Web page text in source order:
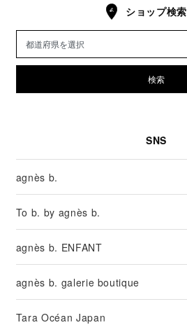
ショップ検索
検索
SNS
agnès b.
To b. by agnès b.
agnès b. ENFANT
agnès b. galerie boutique
Tara Océan Japan